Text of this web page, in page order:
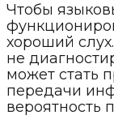
Чтобы
хороший
не
может стать
передачи
вероятность